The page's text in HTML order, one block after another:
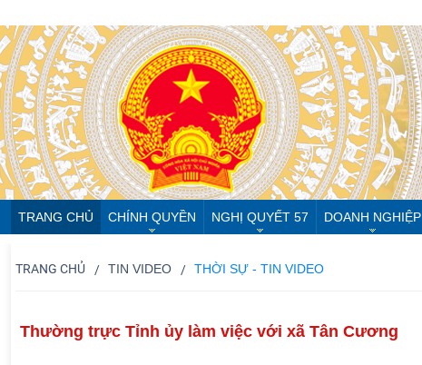
TRANG CHỦ CHÍNH QUYỀN NGHỊ QUYẾT 57 DOANH NGHIỆP
TRANG CHỦ TIN VIDEO THỜI SỰ - TIN VIDEO
Thường trực Tỉnh ủy làm việc với xã Tân Cương